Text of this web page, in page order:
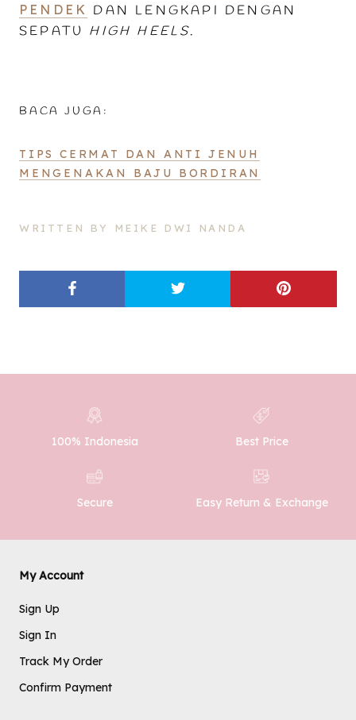
PENDEK DAN LENGKAPI DENGAN
SEPATU HIGH HEELS.
BACA JUGA:
TIPS CERMAT DAN ANTI JENUH
MENGENAKAN BAJU BORDIRAN
WRITTEN BY MEIKE DWI NANDA
100% Indonesia Best Price
Secure Easy Return & Exchange
My Account
Sign Up
Sign In
Track My Order
Confirm Payment